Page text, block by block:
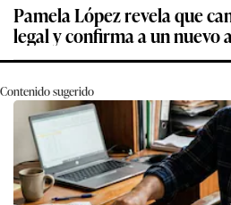
Pamela López revela que
legal y confirma a un nuevo
Contenido sugerido